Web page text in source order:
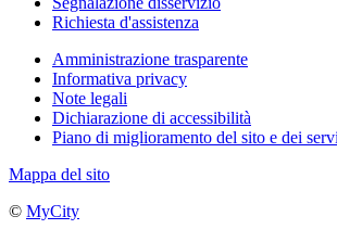
Richiesta d'assistenza
Amministrazione trasparente
Informativa privacy
Note legali
Dichiarazione di accessibilità
Piano di miglioramento del sito e dei
Mappa del sito
© MyCity